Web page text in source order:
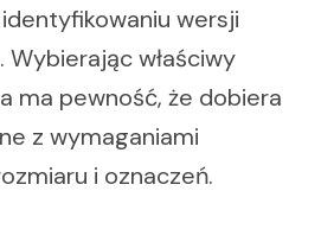
wersji
właściwy
ma pewność, że dobiera
z wymaganiami
i oznaczeń.